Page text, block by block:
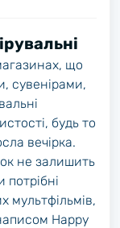
що
сувенірами,
будь то
вечірка.
не залишить
мультфільмів,
Happy